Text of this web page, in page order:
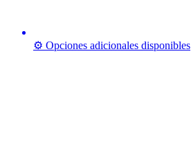
⚙️ Opciones adicionales disponibles